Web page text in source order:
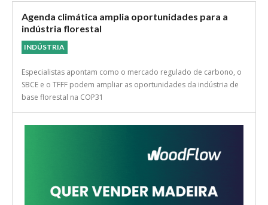
Agenda climática amplia oportunidades para a
indústria florestal
INDÚSTRIA
Especialistas apontam como o mercado regulado de carbono, o
SBCE e o TFFF podem ampliar as oportunidades da indústria de
base florestal na COP31